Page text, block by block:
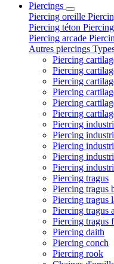
Piercings
Piercing oreille
Piercing téton
Piercing arcade
Autres piercings
Piercing
Piercing
Piercing
Piercing
Piercing
Piercing
Piercing
Piercing
Piercing
Piercing
Piercing
Piercing tragus
Piercing tragus
Piercing tragus
Piercing tragus
Piercing tragus
Piercing daith
Piercing conch
Piercing rook